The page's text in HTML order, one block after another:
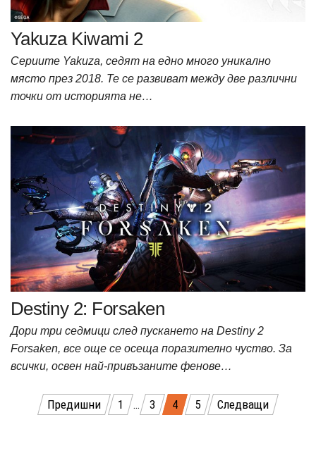
Yakuza Kiwami 2
Сериите Yakuza, седят на едно много уникално
място през 2018. Те се развиват между две различни
точки от историята не…
Destiny 2: Forsaken
Дори три седмици след пускането на Destiny 2
Forsaken, все още се осеща поразително чуство. За
всички, освен най-привъзаните фенове…
Разделяне
Предишни 1 … 3 4 5 Следващи